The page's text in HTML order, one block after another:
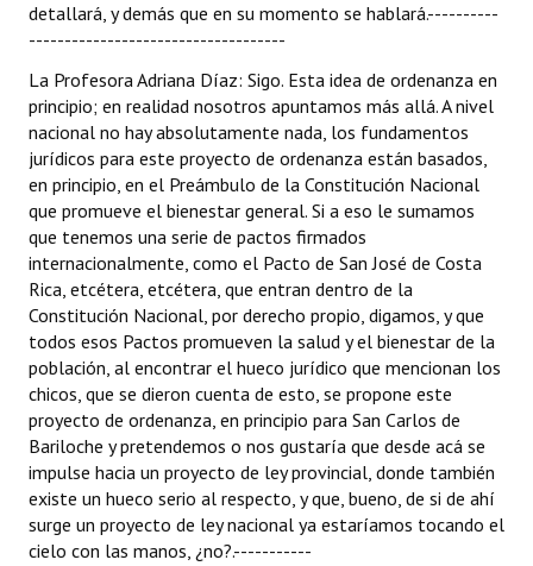
detallará, y demás que en su momento se hablará.----------
------------------------------------
La Profesora Adriana Díaz: Sigo. Esta idea de ordenanza en
principio; en realidad nosotros apuntamos más allá. A nivel
nacional no hay absolutamente nada, los fundamentos
jurídicos para este proyecto de ordenanza están basados,
en principio, en el Preámbulo de la Constitución Nacional
que promueve el bienestar general. Si a eso le sumamos
que tenemos una serie de pactos firmados
internacionalmente, como el Pacto de San José de Costa
Rica, etcétera, etcétera, que entran dentro de la
Constitución Nacional, por derecho propio, digamos, y que
todos esos Pactos promueven la salud y el bienestar de la
población, al encontrar el hueco jurídico que mencionan los
chicos, que se dieron cuenta de esto, se propone este
proyecto de ordenanza, en principio para San Carlos de
Bariloche y pretendemos o nos gustaría que desde acá se
impulse hacia un proyecto de ley provincial, donde también
existe un hueco serio al respecto, y que, bueno, de si de ahí
surge un proyecto de ley nacional ya estaríamos tocando el
cielo con las manos, ¿no?.-----------